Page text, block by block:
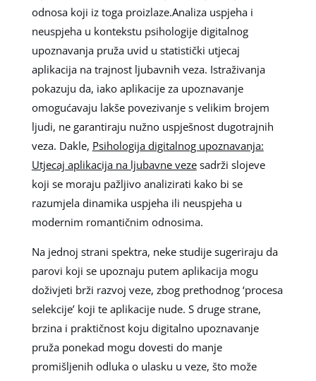
odnosa koji iz toga proizlaze.Analiza uspjeha i
neuspjeha u kontekstu psihologije digitalnog
upoznavanja pruža uvid u statistički utjecaj
aplikacija na trajnost ljubavnih veza. Istraživanja
pokazuju da, iako aplikacije za upoznavanje
omogućavaju lakše povezivanje s velikim brojem
ljudi, ne garantiraju nužno uspješnost dugotrajnih
veza. Dakle, Psihologija digitalnog upoznavanja:
Utjecaj aplikacija na ljubavne vezesadrži slojeve
koji se moraju pažljivo analizirati kako bi se
razumjela dinamika uspjeha ili neuspjeha u
modernim romantičnim odnosima.
Na jednoj strani spektra, neke studije sugeriraju da
parovi koji se upoznaju putem aplikacija mogu
doživjeti brži razvoj veze, zbog prethodnog ‘procesa
selekcije’ koji te aplikacije nude. S druge strane,
brzina i praktičnost koju digitalno upoznavanje
pruža ponekad mogu dovesti do manje
promišljenih odluka o ulasku u veze, što može